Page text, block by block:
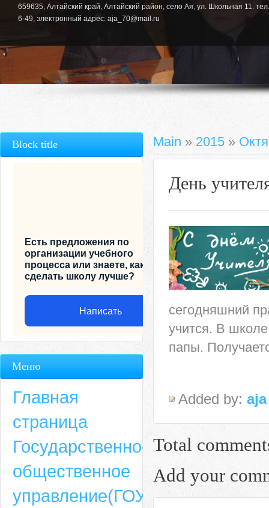
659635, Алтайский край, Алтайский район, село Ая, ул. Школьная 11.
6-49, электронный адрес: aja_70@mail.ru
Адрес
659635, Алтайский край, Алтайский район, село Ая, ул. Школьная 11.
Main » 2015 »
День
сегодняшний
учится. В
папы.
Added by: aja
Total
Add your
Block title
Есть предложения по
организации учебного
процесса или знаете, как
сделать школу лучше?
Написать
Меню
Главная
страница
Государственно-
общественное
управление(ГОУ)